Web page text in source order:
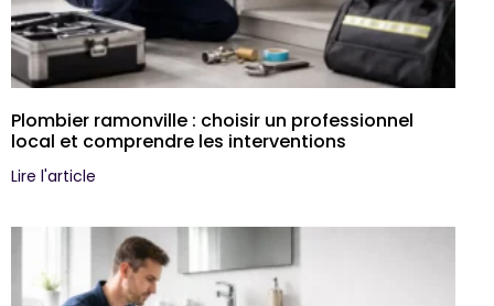
Plombier ramonville : choisir un professionnel
local et comprendre les interventions
Lire l'article